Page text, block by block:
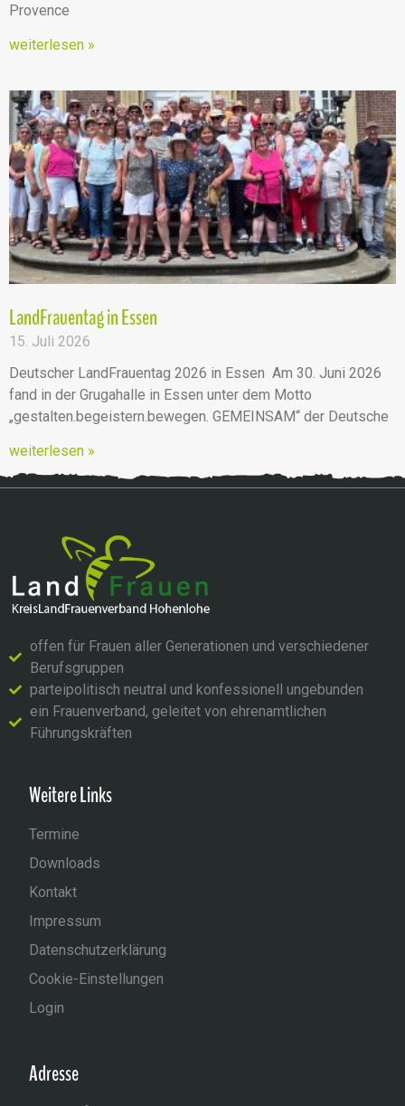
Provence
weiterlesen »
LandFrauentag in Essen
15. Juli 2026
Deutscher LandFrauentag 2026 in Essen Am 30. Juni 2026
fand in der Grugahalle in Essen unter dem Motto
„gestalten.begeistern.bewegen. GEMEINSAM“ der Deutsche
weiterlesen »
offen für Frauen aller Generationen und verschiedener
Berufsgruppen
parteipolitisch neutral und konfessionell ungebunden
ein Frauenverband, geleitet von ehrenamtlichen
Führungskräften
Weitere Links
Termine
Downloads
Kontakt
Impressum
Datenschutzerklärung
Cookie-Einstellungen
Login
Adresse